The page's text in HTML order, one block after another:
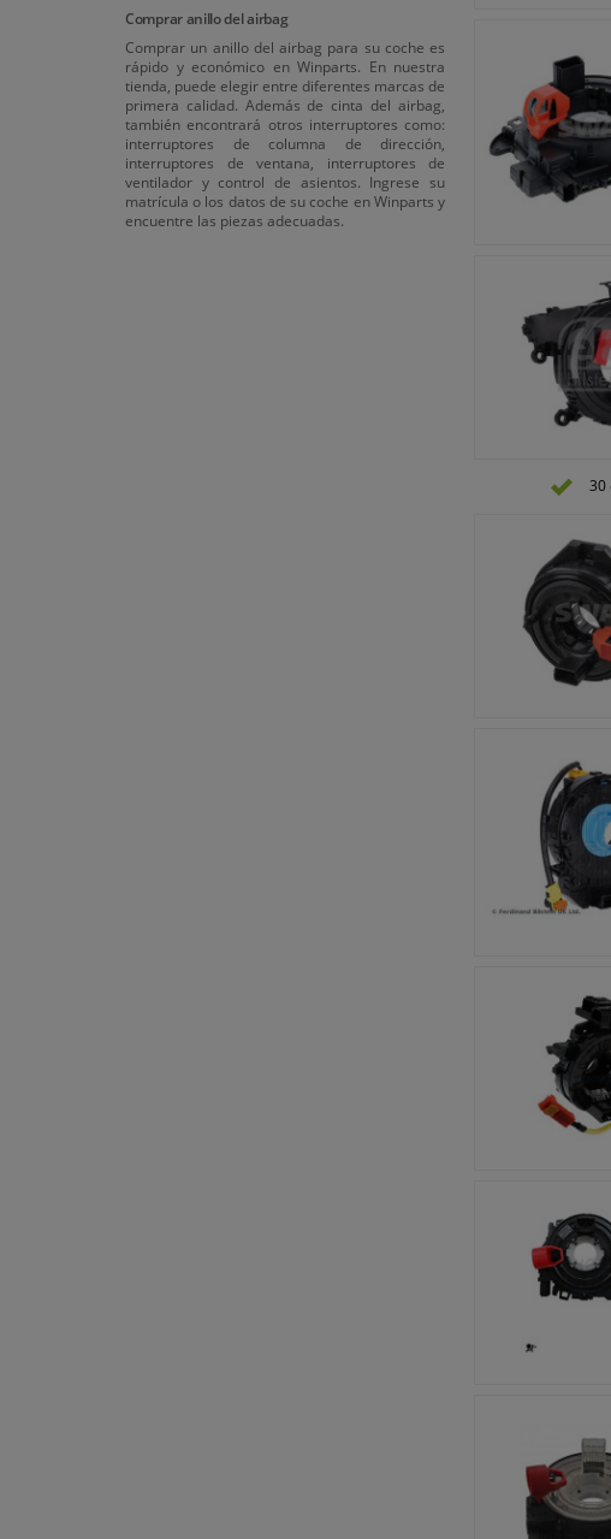
Comprar anillo del airbag
Comprar un anillo del airbag para su coche es
rápido y económico en Winparts. En nuestra
tienda, puede elegir entre diferentes marcas de
primera calidad. Además de cinta del airbag,
también encontrará otros interruptores como:
interruptores de columna de dirección,
interruptores de ventana, interruptores de
ventilador y control de asientos. Ingrese su
matrícula o los datos de su coche en Winparts y
encuentre las piezas adecuadas.
30